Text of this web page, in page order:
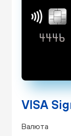
VISA
Валюта